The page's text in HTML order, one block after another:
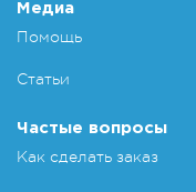
Медиа
Помощь
Статьи
Частые вопросы
Как сделать заказ